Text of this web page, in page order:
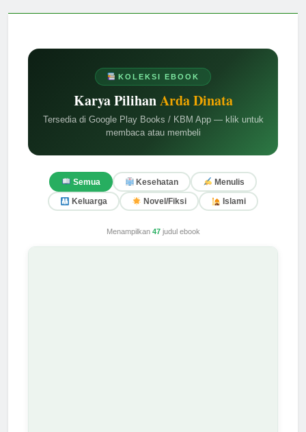
KOLEKSI EBOOK
Karya PilihanArda Dinata
Tersedia di Google Play Books / KBM App — klik untuk
membaca atau membeli
Semua Kesehatan Menulis
Keluarga Novel/Fiksi Islami
Menampilkan 47judul ebook